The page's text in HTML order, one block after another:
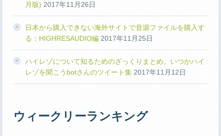
月版) 2017年11月26日
日本から購入できない海外サイトで音源ファイルを購入す
る：HIGHRESAUDIO編 2017年11月25日
ハイレゾについて知るためのざっくりまとめ。いつかハイ
レゾを聞こうbotさんのツイート集 2017年11月12日
ウィークリーランキング